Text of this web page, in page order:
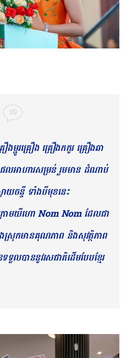
ម្ជូរគ្រឿង គ្រឿងកកូរ គ្រឿងឆា
អាហារសម្រន់ រួមមាន ដំណាប់
យចន្ទី ទាំងបីមុខនេះ
រោមយីហោ Nom Nom ដែលជា
ស្រុកមានគុណភាព និងសុវត្ថិភាព
លបាននូវរសជាតិដើមបែបខ្មែរ